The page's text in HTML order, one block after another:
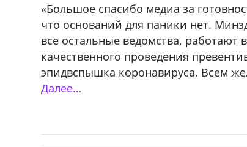
«Большое спасибо медиа за
что оснований для паники нет.
все остальные ведомства, работают
качественного проведения
эпидвспышка коронавируса. Всем
Далее…